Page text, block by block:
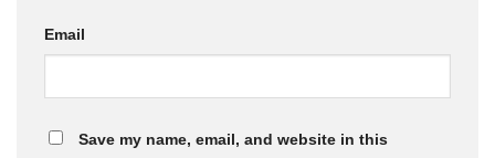
Email
Save my name, email, and website in this